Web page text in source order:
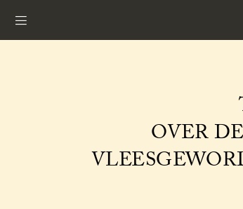
OVER